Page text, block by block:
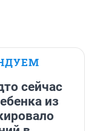
сейчас
из